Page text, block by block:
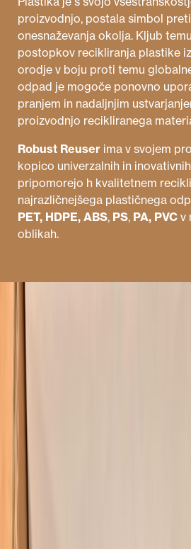
proizvodnjo, postala simbol
onesnaževanja okolja. Kljub
postopkov recikliranja plastike
orodje v boju proti temu
odpad je mogoče ponovno
pranjem in nadaljnjim
proizvodnjo recikliranega
Robust Reuser ima v svojem
kopico univerzalnih in
pripomorejo h kvalitetnem
najrazličnejšega plastičnega
PET, HDPE, ABS, PS, PA, PVC v
oblikah.